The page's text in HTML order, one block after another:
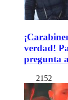
verdad!
pregunta
2152